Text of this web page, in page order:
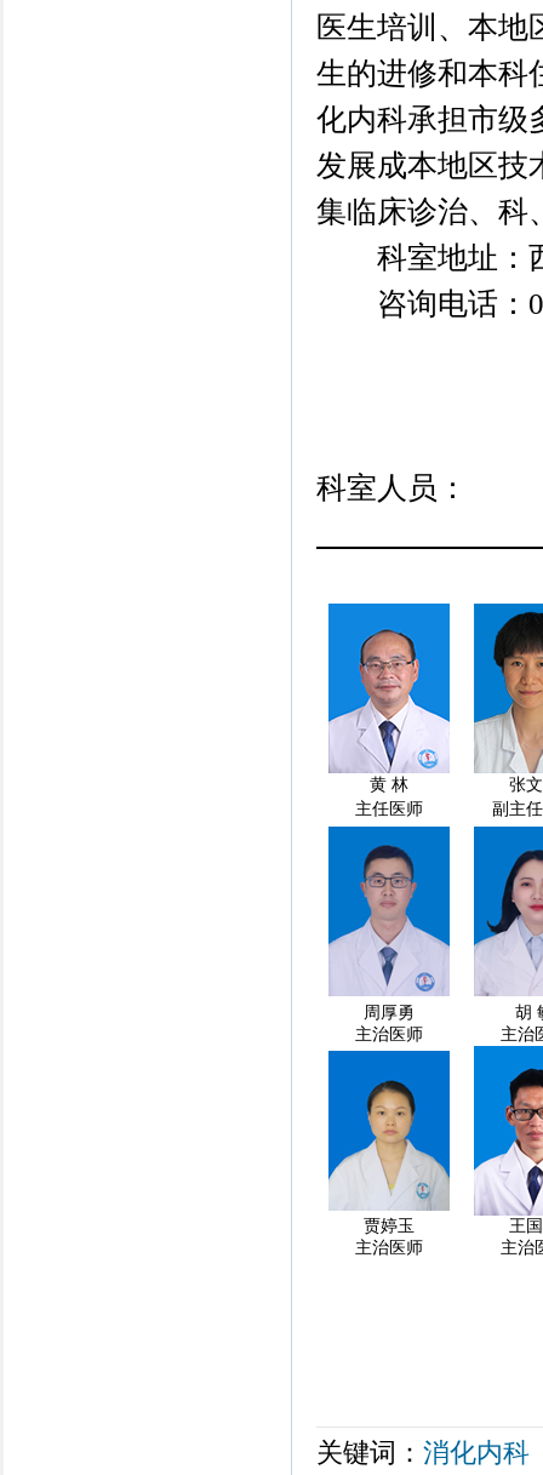
医生培训、本地
生的进修和本科
化内科承担市级
发展成本地区技
集临床诊治、科
科室地址：西
咨询电话：
科室人员：
黄 林
张
主任医师
副主
周厚勇
胡
主治医师
主治
贾婷玉
王
主治医师
主治
关键词： 消化内科